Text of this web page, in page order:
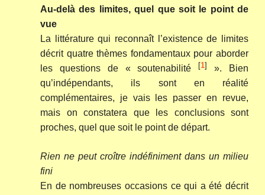
Au-delà des limites, quel que soit le point de
vue
La littérature qui reconnaît l’existence de limites
décrit quatre thèmes fondamentaux pour aborder
les questions de « soutenabilité [1]
». Bien
qu’indépendants, ils sont en réalité
complémentaires, je vais les passer en revue,
mais on constatera que les conclusions sont
proches, quel que soit le point de départ.
Rien ne peut croître indéfiniment dans un milieu
fini
En de nombreuses occasions ce qui a été décrit